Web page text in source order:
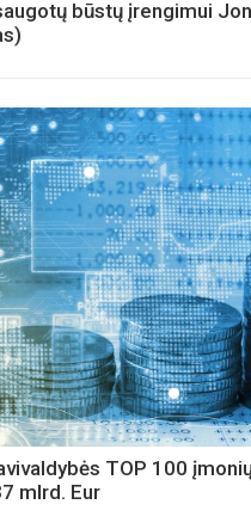
būstų įrengimui
TOP 100
mlrd. Eur